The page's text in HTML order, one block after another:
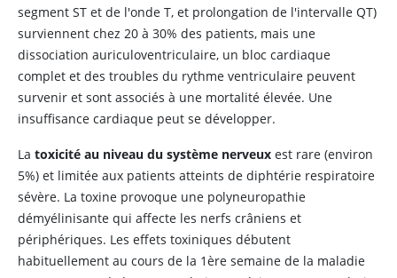
segment ST et de l'onde T, et prolongation de l'intervalle QT)
surviennent chez 20 à 30% des patients, mais une
dissociation auriculoventriculaire, un bloc cardiaque
complet et des troubles du rythme ventriculaire peuvent
survenir et sont associés à une mortalité élevée. Une
insuffisance cardiaque peut se développer.
La toxicité au niveau du système nerveux est rare (environ
5%) et limitée aux patients atteints de diphtérie respiratoire
sévère. La toxine provoque une polyneuropathie
démyélinisante qui affecte les nerfs crâniens et
périphériques. Les effets toxiniques débutent
habituellement au cours de la 1ère semaine de la maladie